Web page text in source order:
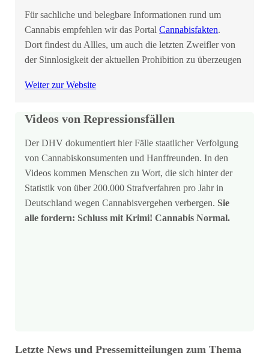
Für sachliche und belegbare Informationen rund um
Cannabis empfehlen wir das PortalCannabisfakten.
Dort findest du Allles, um auch die letzten Zweifler von
der Sinnlosigkeit der aktuellen Prohibition zu überzeugen
Weiter zur Website
Videos von Repressionsfällen
Der DHV dokumentiert hier Fälle staatlicher Verfolgung
von Cannabiskonsumenten und Hanffreunden. In den
Videos kommen Menschen zu Wort, die sich hinter der
Statistik von über 200.000 Strafverfahren pro Jahr in
Deutschland wegen Cannabisvergehen verbergen.Sie
alle fordern: Schluss mit Krimi! Cannabis Normal.
Letzte News und Pressemitteilungen zum Thema